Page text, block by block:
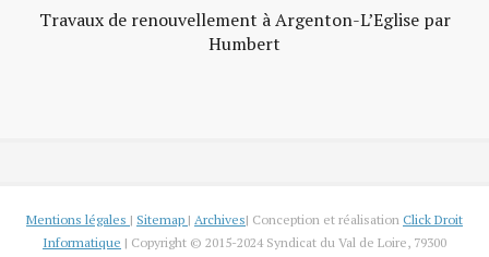
Travaux de renouvellement à Argenton-L’Eglise par
Humbert
Mentions légales | Sitemap | Archives| Conception et réalisation Click Droit
Informatique | Copyright © 2015-2024 Syndicat du Val de Loire, 79300